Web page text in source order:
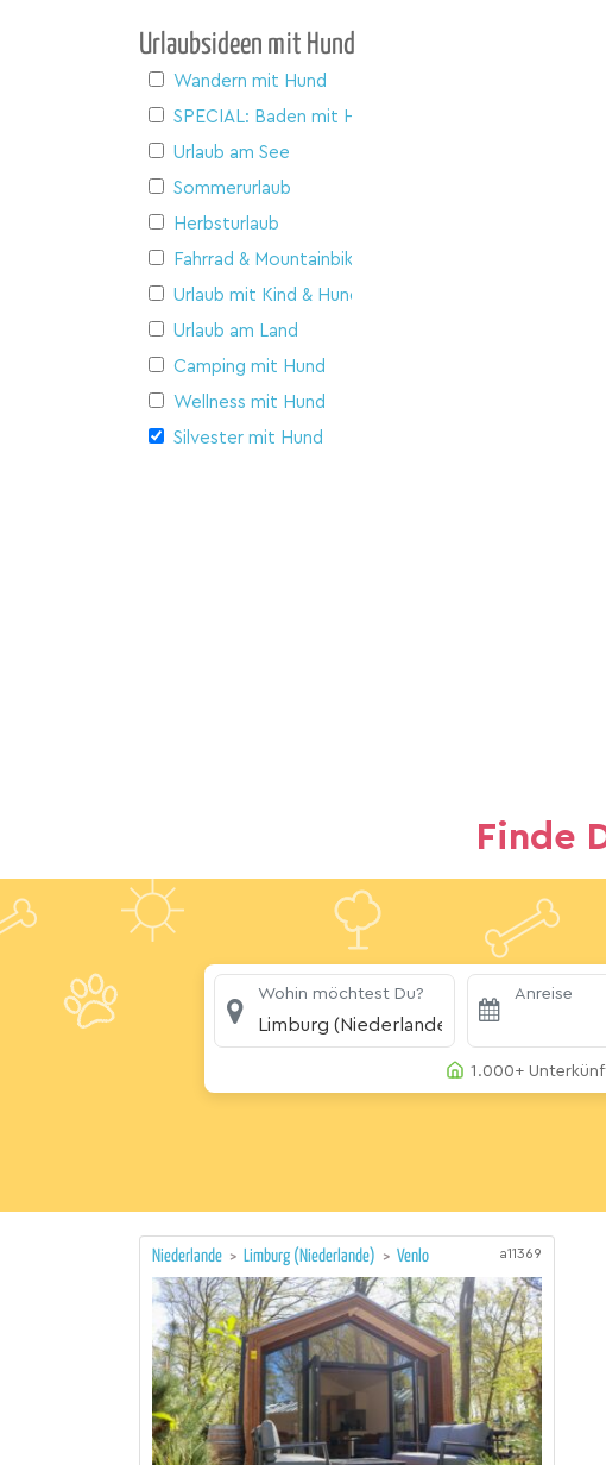
Urlaubsideen mit Hund
Wandern mit Hund
SPECIAL: Baden mit Hund
Urlaub am See
Sommerurlaub
Herbsturlaub
Fahrrad & Mountainbike
Urlaub mit Kind & Hund
Urlaub am Land
Camping mit Hund
Wellness mit Hund
Silvester mit Hund
Finde
Wohin möchtest Du?
Limburg (Niederlande)
Anreise
1.000+
Niederlande > Limburg (Niederlande) > Venlo a11369